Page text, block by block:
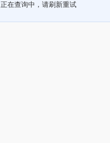
正在查询中，请刷新重试